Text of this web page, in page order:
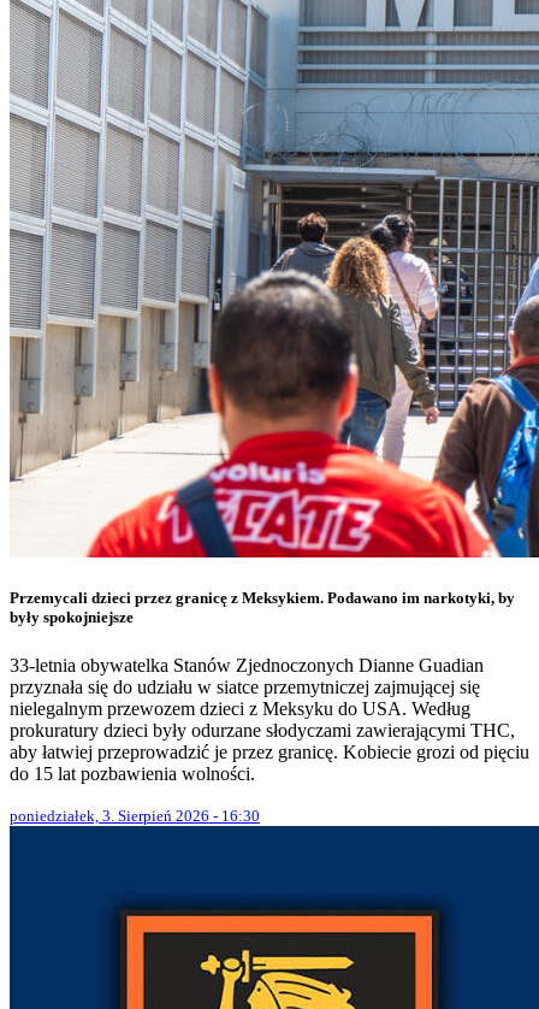
Przemycali dzieci przez granicę z Meksykiem. Podawano im narkotyki, by
były spokojniejsze
33-letnia obywatelka Stanów Zjednoczonych Dianne Guadian
przyznała się do udziału w siatce przemytniczej zajmującej się
nielegalnym przewozem dzieci z Meksyku do USA. Według
prokuratury dzieci były odurzane słodyczami zawierającymi THC,
aby łatwiej przeprowadzić je przez granicę. Kobiecie grozi od pięciu
do 15 lat pozbawienia wolności.
poniedziałek, 3. Sierpień 2026 - 16:30